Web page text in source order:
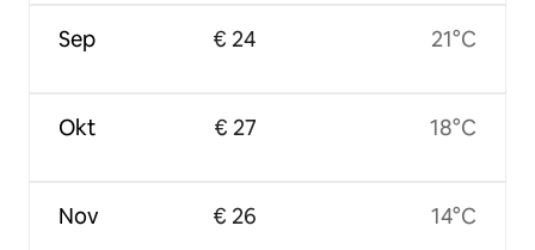
Sep
Okt
Nov
€ 24
€ 27
€ 26
21°C
18°C
14°C